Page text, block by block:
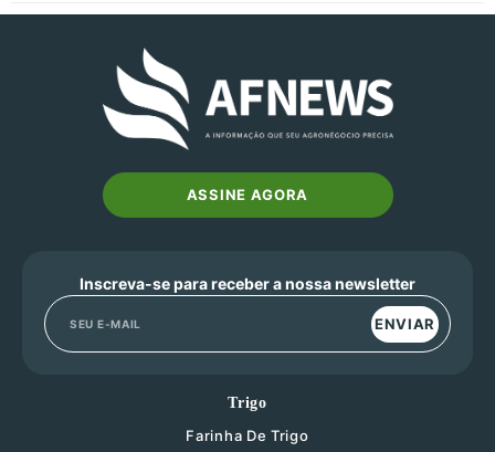
ASSINE AGORA
Inscreva-se para receber a nossa newsletter
ENVIAR
Trigo
Farinha De Trigo